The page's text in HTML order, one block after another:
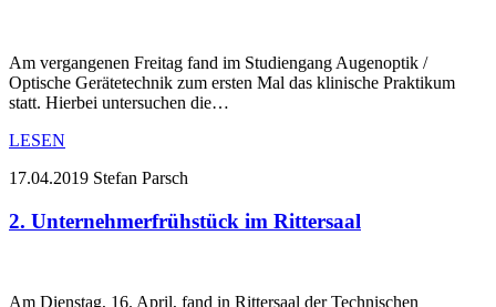
Am vergangenen Freitag fand im Studiengang Augenoptik /
Optische Gerätetechnik zum ersten Mal das klinische Praktikum
statt. Hierbei untersuchen die…
LESEN
17.04.2019 Stefan Parsch
2. Unternehmerfrühstück im Rittersaal
Am Dienstag, 16. April, fand in Rittersaal der Technischen